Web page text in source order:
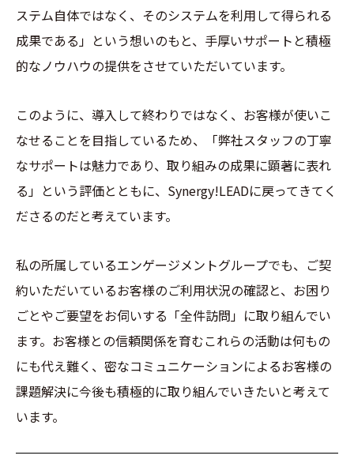
ステム自体ではなく、そのシステムを利用して得られる
成果である」という想いのもと、手厚いサポートと積極
的なノウハウの提供をさせていただいています。
このように、導入して終わりではなく、お客様が使いこ
なせることを目指しているため、「弊社スタッフの丁寧
なサポートは魅力であり、取り組みの成果に顕著に表れ
る」という評価とともに、Synergy!LEADに戻ってきてく
ださるのだと考えています。
私の所属しているエンゲージメントグループでも、ご契
約いただいているお客様のご利用状況の確認と、お困り
ごとやご要望をお伺いする「全件訪問」に取り組んでい
ます。お客様との信頼関係を育むこれらの活動は何もの
にも代え難く、密なコミュニケーションによるお客様の
課題解決に今後も積極的に取り組んでいきたいと考えて
います。